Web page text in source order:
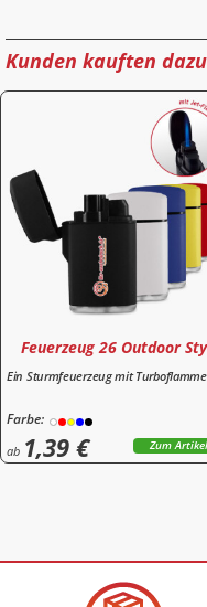
Kunden kauften
Feuerzeug 26 Outdoor
Ein Sturmfeuerzeug mit
Farbe:
ab 1,39 € Zum Artikel